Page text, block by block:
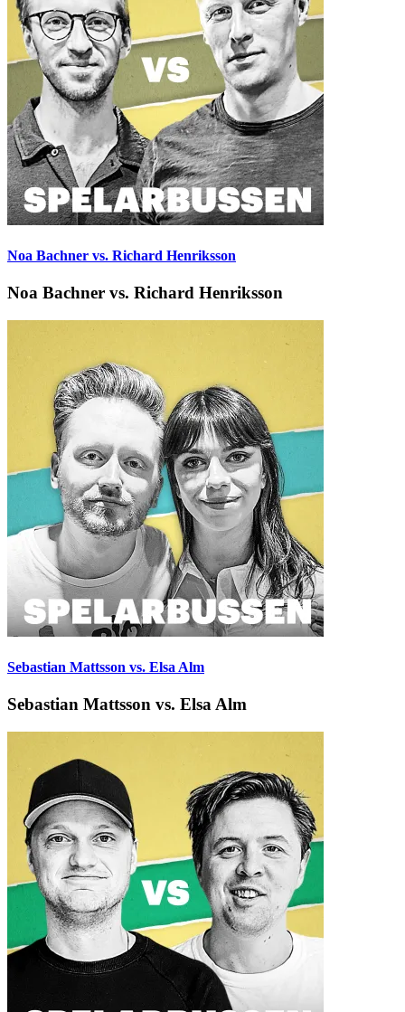
Noa Bachner vs. Richard Henriksson
Noa Bachner vs. Richard Henriksson
Sebastian Mattsson vs. Elsa Alm
Sebastian Mattsson vs. Elsa Alm